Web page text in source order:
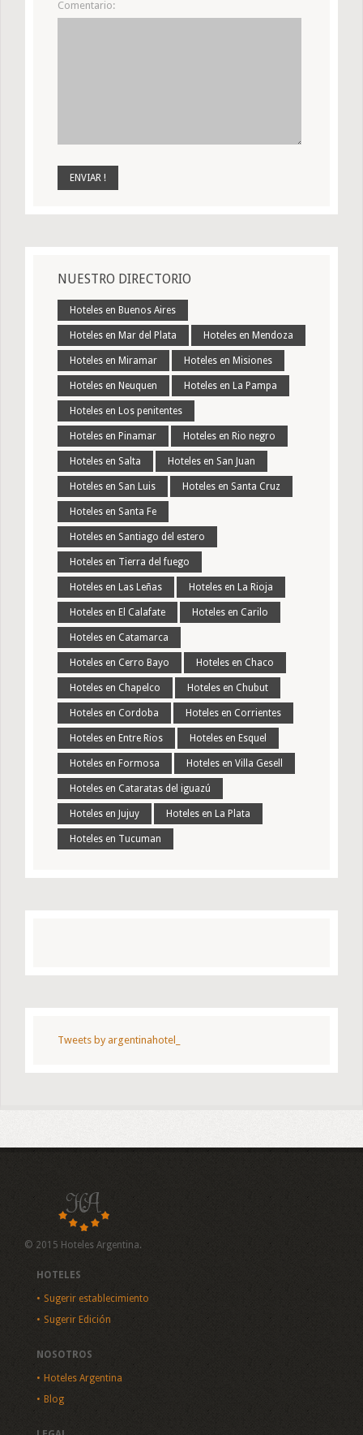
Comentario:
NUESTRO DIRECTORIO
Hoteles en Buenos Aires
Hoteles en Mar del Plata Hoteles en Mendoza
Hoteles en Miramar Hoteles en Misiones
Hoteles en Neuquen Hoteles en La Pampa
Hoteles en Los penitentes
Hoteles en Pinamar Hoteles en Rio negro
Hoteles en Salta Hoteles en San Juan
Hoteles en San Luis Hoteles en Santa Cruz
Hoteles en Santa Fe
Hoteles en Santiago del estero
Hoteles en Tierra del fuego
Hoteles en Las Leñas Hoteles en La Rioja
Hoteles en El Calafate Hoteles en Carilo
Hoteles en Catamarca
Hoteles en Cerro Bayo Hoteles en Chaco
Hoteles en Chapelco Hoteles en Chubut
Hoteles en Cordoba Hoteles en Corrientes
Hoteles en Entre Rios Hoteles en Esquel
Hoteles en Formosa Hoteles en Villa Gesell
Hoteles en Cataratas del iguazú
Hoteles en Jujuy Hoteles en La Plata
Hoteles en Tucuman
Tweets by argentinahotel_
© 2015 Hoteles Argentina.
HOTELES
Sugerir establecimiento
Sugerir Edición
NOSOTROS
Hoteles Argentina
Blog